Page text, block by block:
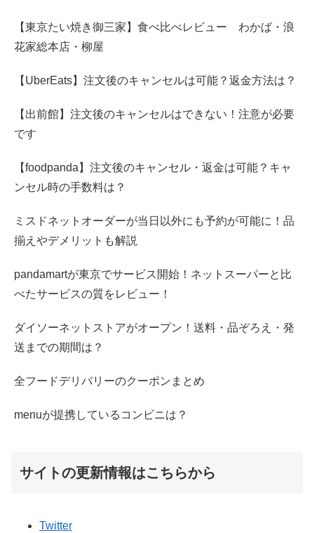
【東京たい焼き御三家】食べ比べレビュー わかば・浪
花家総本店・柳屋
【UberEats】注文後のキャンセルは可能？返金方法は？
【出前館】注文後のキャンセルはできない！注意が必要
です
【foodpanda】注文後のキャンセル・返金は可能？キャ
ンセル時の手数料は？
ミスドネットオーダーが当日以外にも予約が可能に！品
揃えやデメリットも解説
pandamartが東京でサービス開始！ネットスーパーと比
べたサービスの質をレビュー！
ダイソーネットストアがオープン！送料・品ぞろえ・発
送までの期間は？
全フードデリバリーのクーポンまとめ
menuが提携しているコンビニは？
サイトの更新情報はこちらから
Twitter